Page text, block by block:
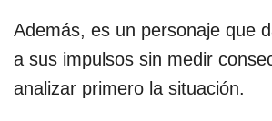
Además, es un personaje que
a sus impulsos sin medir
analizar primero la situación.